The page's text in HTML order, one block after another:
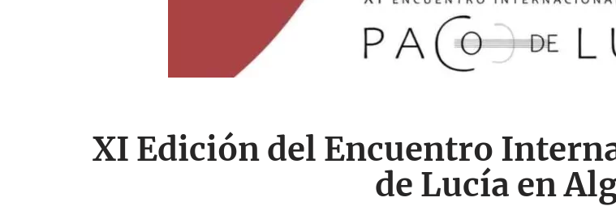
XI Edición del Encuentro
de Lucía en